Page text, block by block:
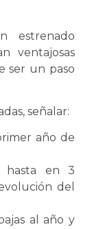
estrenado
ventajosas
ser un paso
señalar:
año de
hasta en 3
del
al año y